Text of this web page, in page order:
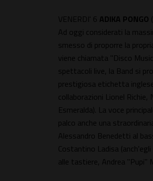
VENERDI' 6 ADIKA PONGO
Ad oggi considerati la
smesso di proporre la
viene chiamata "Disco
spettacoli live, la Band si
prestigiosa etichetta
collaborazioni Lionel Richie,
Esmeralda). La voce
palco anche una
Alessandro Benedetti al
Costantino Ladisa
alle tastiere, Andrea "Pupi"